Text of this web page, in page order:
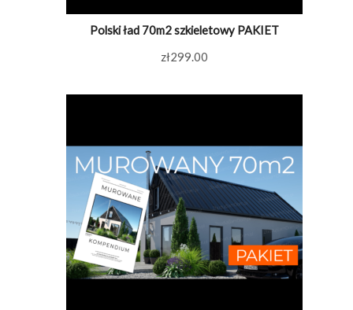
Polski ład 70m2 szkieletowy PAKIET
zł299.00